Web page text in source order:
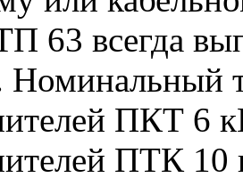
63 всегда
Номинальный
ПКТ 6
ПТК